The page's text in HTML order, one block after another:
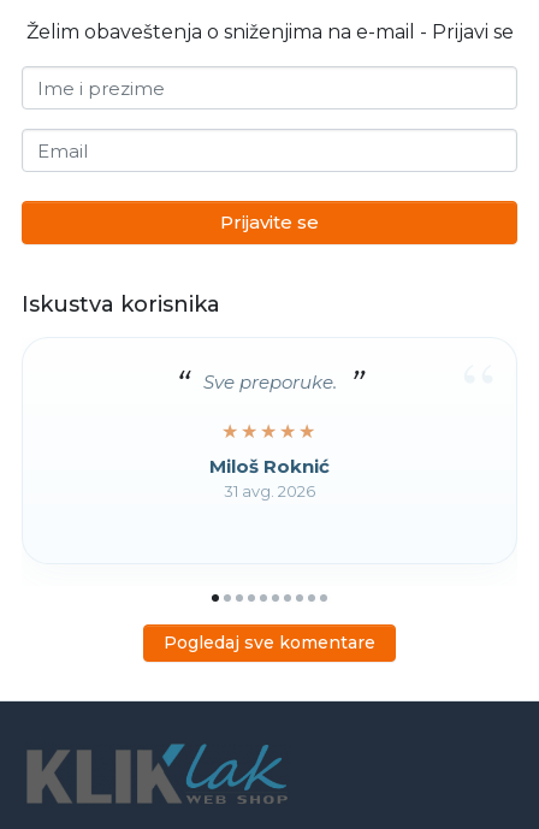
Želim obaveštenja o sniženjima na e-mail - Prijavi se
Ime i prezime
Email
Prijavite se
Iskustva korisnika
Sve preporuke.
★★★★★
★★★★★
Miloš Roknić
31 avg. 2026
Pogledaj sve komentare